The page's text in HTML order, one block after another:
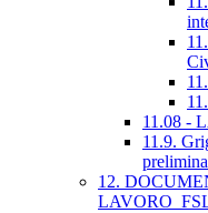
11.08 -
11.9.
12.